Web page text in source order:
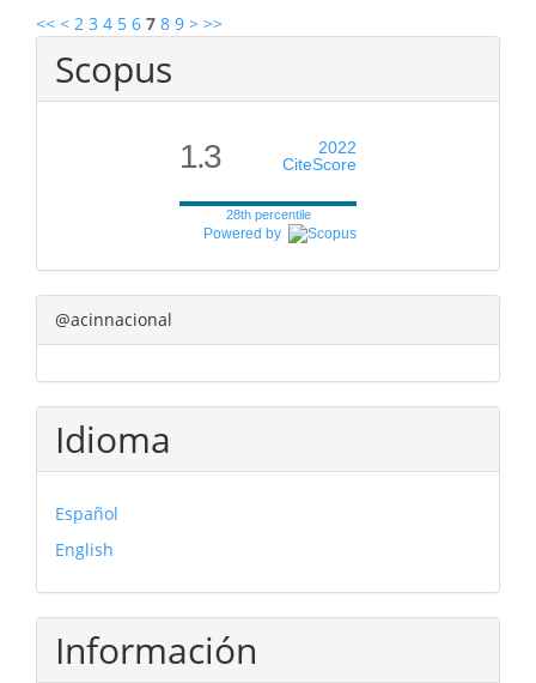
<< < 2 3 4 5 6 7 8 9 > >>
Scopus
1.3
2022
CiteScore
28th percentile
Powered by
@acinnacional
Idioma
Español
English
Información